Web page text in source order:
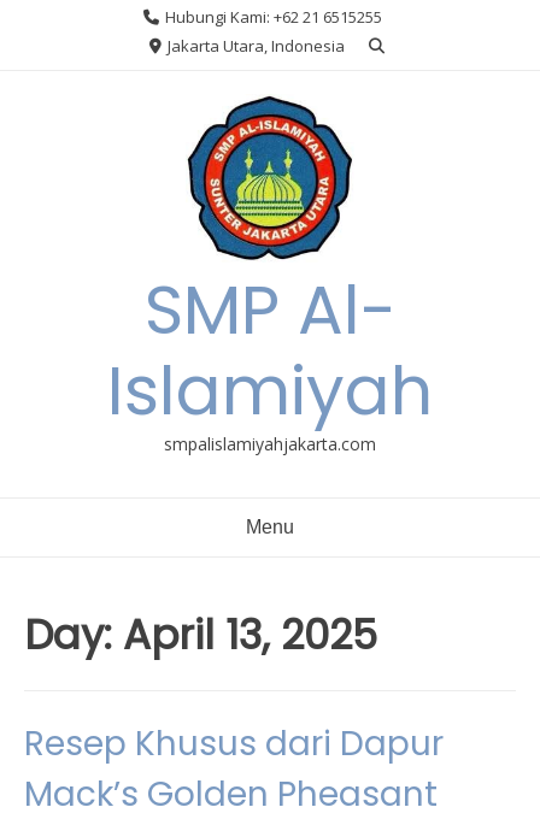
Hubungi Kami: +62 21 6515255
Jakarta Utara, Indonesia
SMP Al-
Islamiyah
smpalislamiyahjakarta.com
Menu
Day: April 13, 2025
Resep Khusus dari Dapur
Mack’s Golden Pheasant